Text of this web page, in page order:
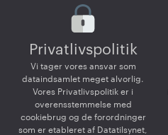
Privatlivspolitik
Vi tager vores ansvar som
dataindsamlet meget alvorlig.
Vores Privatlivspolitik er i
overensstemmelse med
cookiebrug og de forordninger
som er etableret af Datatilsynet,